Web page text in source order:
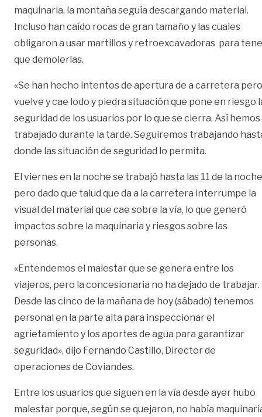
maquinaria, la montaña seguía descargando material.
Incluso han caído rocas de gran tamaño y las cuales
obligaron a usar martillos y retroexcavadoras para
que demolerlas.
«Se han hecho intentos de apertura de a carretera pero
vuelve y cae lodo y piedra situación que pone en riesgo
seguridad de los usuarios por lo que se cierra. Así hemos
trabajado durante la tarde. Seguiremos trabajando
donde las situación de seguridad lo permita.
El viernes en la noche se trabajó hasta las 11 de la noche
pero dado que talud que da a la carretera interrumpe la
visual del material que cae sobre la vía, lo que generó
impactos sobre la maquinaria y riesgos sobre las
personas.
«Entendemos el malestar que se genera entre los
viajeros, pero la concesionaria no ha dejado de trabajar.
Desde las cinco de la mañana de hoy (sábado) tenemos
personal en la parte alta para inspeccionar el
agrietamiento y los aportes de agua para garantizar
seguridad», dijo Fernando Castillo, Director de
operaciones de Coviandes.
Entre los usuarios que siguen en la vía desde ayer hubo
malestar porque, según se quejaron, no había